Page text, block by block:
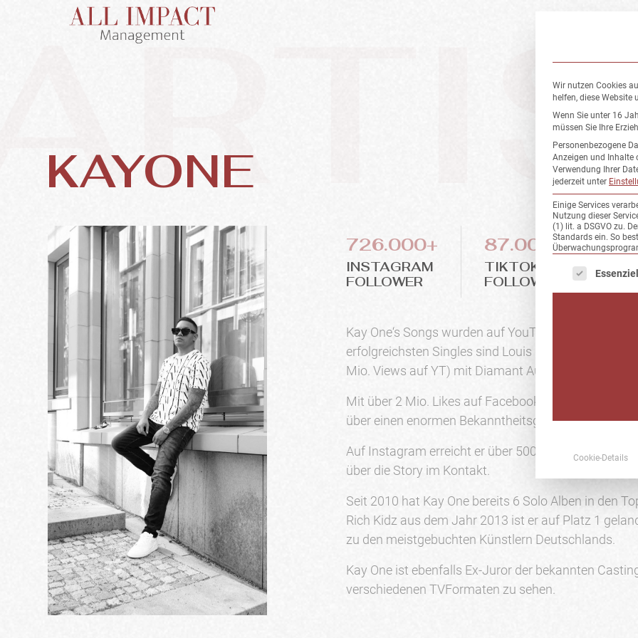
KAYONE
726.000+
INSTAGRAM
FOLLOWER
87.000+
TIKTOK
FOLLOWER
Kay One‘s Songs wurden auf YouTube bereits mehr
erfolgreichsten Singles sind Louis Louis (90 Mio.
Mio. Views auf YT) mit Diamant Auszeichnung.
Mit über 2 Mio. Likes auf Facebook verfügt er in
über einen enormen Bekanntheitsgrad und erreicht
Auf Instagram erreicht er über 500K Follower und
über die Story im Kontakt.
Seit 2010 hat Kay One bereits 6 Solo Alben in den
Rich Kidz aus dem Jahr 2013 ist er auf Platz 1
zu den meistgebuchten Künstlern Deutschlands.
Kay One ist ebenfalls Ex-Juror der bekannten
verschiedenen TVFormaten zu sehen.
Wir nutzen Cookies
helfen, diese Website
Wenn Sie unter 16
müssen Sie Ihre
Personenbezogene
Anzeigen und Inhalte
Verwendung Ihrer
jederzeit unter
Einige Services
Nutzung dieser
(1) lit. a DSGVO zu.
Standards ein. So
Es folgt eineEssenziell
Cookie-Details